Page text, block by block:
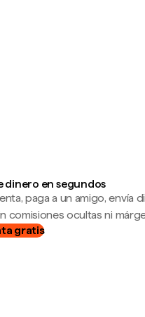
dinero en segundos
paga a un amigo, envía
comisiones ocultas ni
gratis